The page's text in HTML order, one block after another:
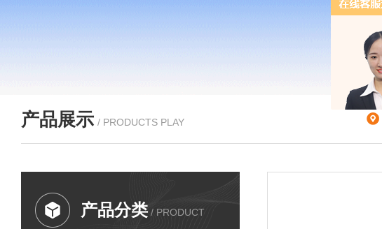
产品展示 / PRODUCTS PLAY
产品分类 / PRODUCT